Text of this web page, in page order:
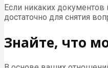
Если никаких
достаточно для снятия
Знайте, что